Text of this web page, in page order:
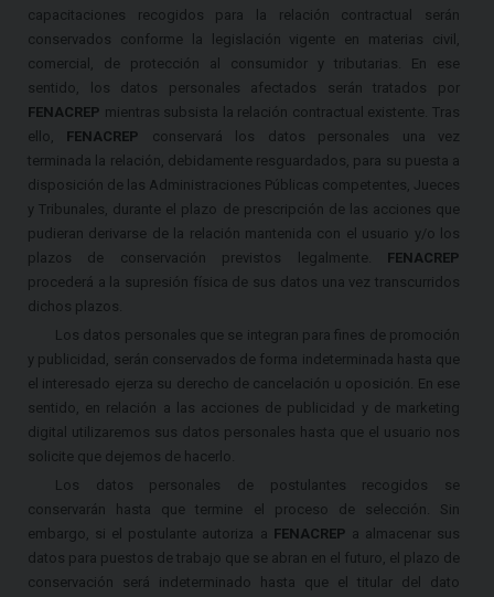
capacitaciones recogidos para la relación contractual serán
conservados conforme la legislación vigente en materias civil,
comercial, de protección al consumidor y tributarias. En ese
sentido, los datos personales afectados serán tratados por
FENACREP mientras subsista la relación contractual existente. Tras
ello, FENACREP conservará los datos personales una vez
terminada la relación, debidamente resguardados, para su puesta a
disposición de las Administraciones Públicas competentes, Jueces
y Tribunales, durante el plazo de prescripción de las acciones que
pudieran derivarse de la relación mantenida con el usuario y/o los
plazos de conservación previstos legalmente. FENACREP
procederá a la supresión física de sus datos una vez transcurridos
dichos plazos.
Los datos personales que se integran para fines de promoción
y publicidad, serán conservados de forma indeterminada hasta que
el interesado ejerza su derecho de cancelación u oposición. En ese
sentido, en relación a las acciones de publicidad y de marketing
digital utilizaremos sus datos personales hasta que el usuario nos
solicite que dejemos de hacerlo.
Los datos personales de postulantes recogidos se
conservarán hasta que termine el proceso de selección. Sin
embargo, si el postulante autoriza a FENACREP a almacenar sus
datos para puestos de trabajo que se abran en el futuro, el plazo de
conservación será indeterminado hasta que el titular del dato